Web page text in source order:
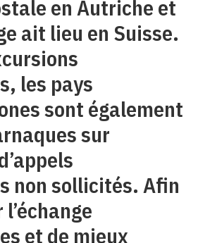
en Autriche et
ait lieu en Suisse.
les pays
sont également
sur
non sollicités. Afin
et de mieux